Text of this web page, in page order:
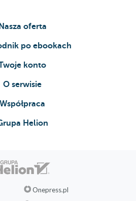
Nasza oferta
po ebookach
konto
O serwisie
Współpraca
Helion
Onepress.pl